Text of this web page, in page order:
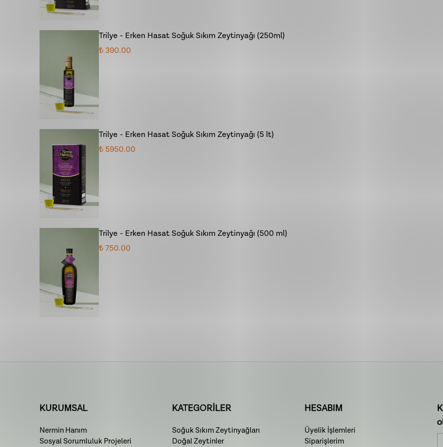
Trilye - Erken Hasat Soğuk Sıkım Zeytinyağı (250ml)
₺ 390.00
Trilye - Erken Hasat Soğuk Sıkım Zeytinyağı (5 lt)
₺ 5950.00
Trilye - Erken Hasat Soğuk Sıkım Zeytinyağı (500 ml)
₺ 750.00
KURUMSAL
Nermin Hanım
Sosyal Sorumluluk Projeleri
KATEGORİLER
Soğuk Sıkım Zeytinyağları
Doğal Zeytinler
HESABIM
Üyelik İşlemleri
Siparişlerim